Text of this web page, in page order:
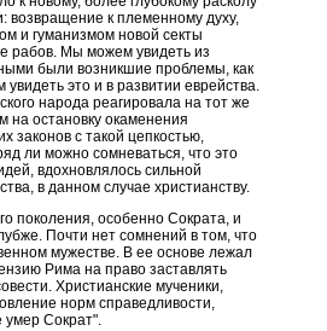
к племенному духу,
и гуманизмом новой секты
рабов. Мы можем увидеть из
были возникшие проблемы, как
это и в развитии еврейства.
народа реагировала на тот же
остановку окаменения
законов с такой цепкостью,
ли можно сомневаться, что это
вдохновлялось сильной
в данном случае христианству.
поколения, особенно Сократа, и
Почти нет сомнений в том, что
мужестве. В ее основе лежал
Рима на право заставлять
Христианские мученики,
норм справедливости,
умер Сократ".